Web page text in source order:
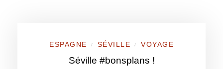
ESPAGNE / SÉVILLE / VOYAGE
Séville #bonsplans !